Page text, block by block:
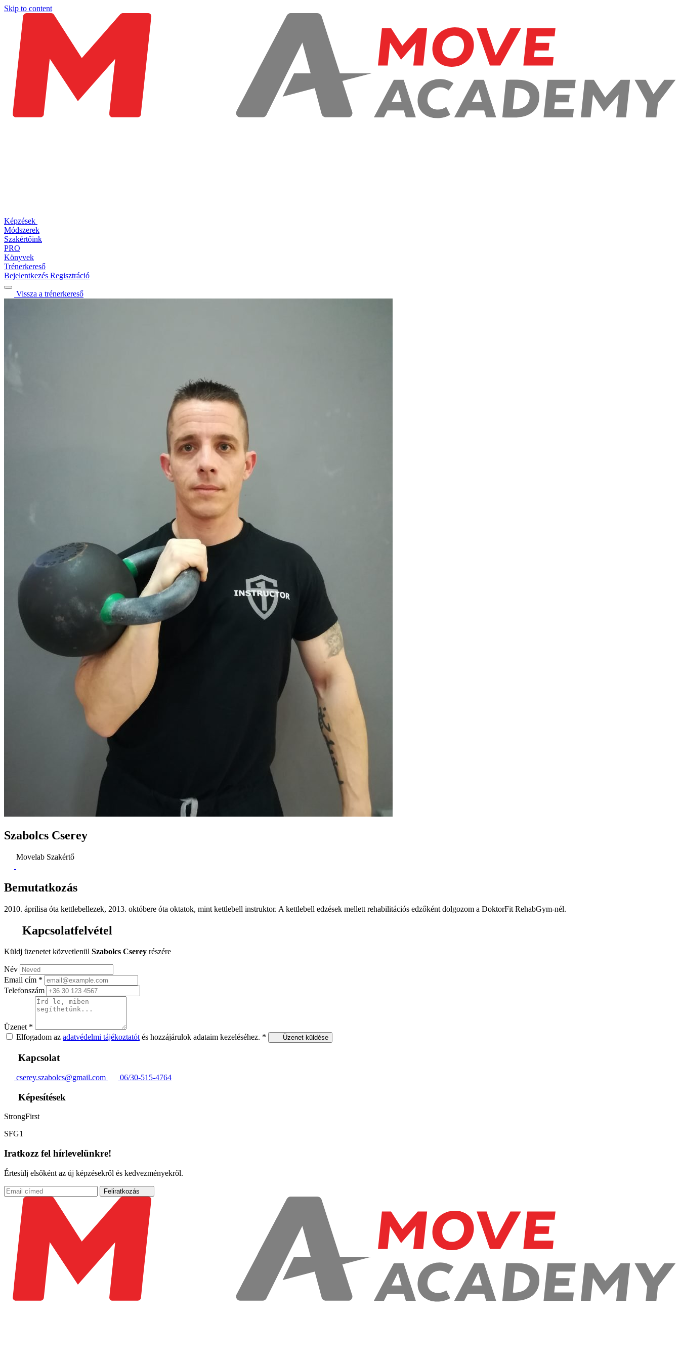
Skip to content
Képzések
Módszerek
Szakértőink
PRO
Könyvek
Trénerkereső
Bejelentkezés Regisztráció
Vissza a trénerkereső
Szabolcs Cserey
Movelab Szakértő
Bemutatkozás
2010. áprilisa óta kettlebellezek, 2013. októbere óta oktatok, mint kettlebell instruktor. A kettlebell edzések mellett rehabilitációs edzőként dolgozom a DoktorFit RehabGym-nél.
Kapcsolatfelvétel
Küldj üzenetet közvetlenül Szabolcs Cserey részére
Név
Email cím *
Telefonszám
Üzenet *
Elfogadom az adatvédelmi tájékoztatótés hozzájárulok adataim kezeléséhez. * Üzenet küldése
Kapcsolat
cserey.szabolcs@gmail.com 06/30-515-4764
Képesítések
StrongFirst
SFG1
Iratkozz fel hírlevelünkre!
Értesülj elsőként az új képzésekről és kedvezményekről.
Feliratkozás